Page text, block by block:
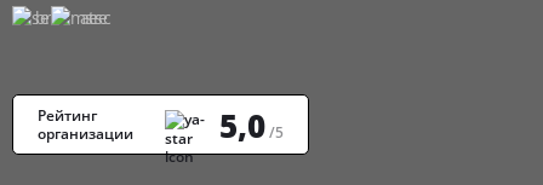
Рейтинг
организации
5,0/5